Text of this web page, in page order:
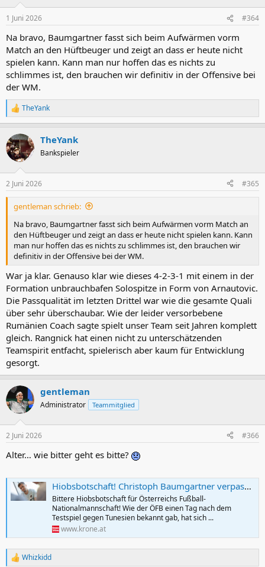
e
:
1 Juni 2026 #364
Na bravo, Baumgartner fasst sich beim Aufwärmen vorm
Match an den Hüftbeuger und zeigt an dass er heute nicht
spielen kann. Kann man nur hoffen das es nichts zu
schlimmes ist, den brauchen wir definitiv in der Offensive bei
der WM.
R
e
k
t
i
e
n
TheYank
TheYank
Bankspieler
2 Juni 2026 #365
gentleman schrieb:
Na bravo, Baumgartner fasst sich beim Aufwärmen vorm Match an
den Hüftbeuger und zeigt an dass er heute nicht spielen kann. Kann
man nur hoffen das es nichts zu schlimmes ist, den brauchen wir
definitiv in der Offensive bei der WM.
War ja klar. Genauso klar wie dieses 4-2-3-1 mit einem in der
Formation unbrauchbafen Solospitze in Form von Arnautovic.
Die Passqualität im letzten Drittel war wie die gesamte Quali
über sehr überschaubar. Wie der leider versorbebene
Rumänien Coach sagte spielt unser Team seit Jahren komplett
gleich. Rangnick hat einen nicht zu unterschätzenden
Teamspirit entfacht, spielerisch aber kaum für Entwicklung
gesorgt.
gentleman
Administrator Teammitglied
2 Juni 2026 #366
Alter… wie bitter geht es bitte?
Hiobsbotschaft! Christoph Baumgartner verpasst WM
Bittere Hiobsbotschaft für Österreichs Fußball-
Nationalmannschaft! Wie der ÖFB einen Tag nach dem
Testspiel gegen Tunesien bekannt gab, hat sich ...
www.krone.at
R
Whizkidd